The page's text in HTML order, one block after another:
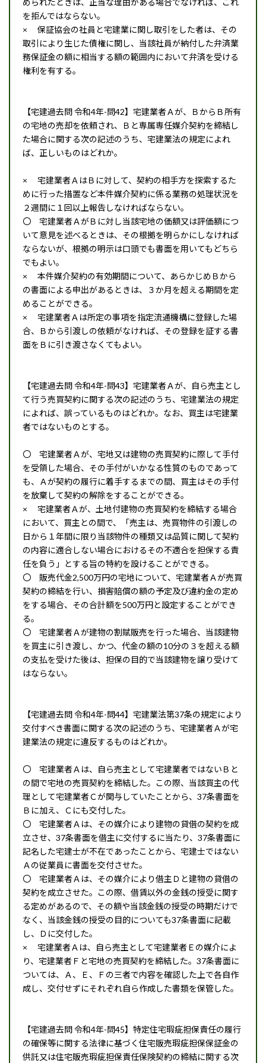
められたときは、正当な理由がある場合でなければ、これ
を拒んではならない。
× 保証協会の社員と宅建業に関し取引をした者は、その
取引により生じた債権に関し、当該社員が納付した弁済業
務保証金の額に相当する額の範囲内において弁済を受ける
権利を有する。
【宅建過去問 令和4年-問42】宅建業者Ａが、ＢからＢ所有
の宅地の売却を依頼され、Ｂと専属専任媒介契約を締結し
た場合に関する次の記述のうち、宅建業法の規定によれ
ば、正しいものはどれか。
× 宅建業者ＡはＢに対して、契約の相手方を探索するた
めに行った措置など本件媒介契約に係る業務の処理状況を
２週間に１回以上報告しなければならない。
〇 宅建業者ＡがＢに対し当該宅地の価額又は評価額につ
いて意見を述べるときは、その根拠を明らかにしなければ
ならないが、根拠の明示は口頭でも書面を用いてもどちら
でもよい。
× 本件媒介契約の有効期間について、あらかじめＢから
の書面による申出があるときは、３か月を超える期間を定
めることができる。
× 宅建業者Ａは所定の事項を指定流通機構に登録した場
合、Ｂから引渡しの依頼がなければ、その登録を証する書
面をＢに引き渡さなくてもよい。
【宅建過去問 令和4年-問43】宅建業者Ａが、自ら売主とし
て行う売買契約に関する次の記述のうち、宅建業法の規定
によれば、誤っているものはどれか。なお、買主は宅建業
者ではないものとする。
〇 宅建業者Ａが、宅地又は建物の売買契約に際して手付
を受領した場合、その手付がいかなる性質のものであって
も、Ａが契約の履行に着手するまでの間、買主はその手付
を放棄して契約の解除をすることができる。
× 宅建業者Ａが、土地付建物の売買契約を締結する場合
において、買主との間で、「売主は、売買物件の引渡しの
日から１年間に限り当該物件の種類又は品質に関して契約
の内容に適合しない場合におけるその不適合を担保する責
任を負う」とする旨の特約を設けることができる。
〇 販売代金2,500万円の宅地について、宅建業者Ａが売買
契約の締結を行い、損害賠償の額の予定及び違約金の定め
をする場合、その合計額を500万円と設定することができ
る。
〇 宅建業者Ａが建物の割賦販売を行った場合、当該建物
を買主に引き渡し、かつ、代金の額の10分の３を超える額
の支払を受けた後は、担保の目的で当該建物を譲り受けて
はならない。
【宅建過去問 令和4年-問44】宅建業法第37条の規定により
交付すべき書面に関する次の記述のうち、宅建業者Ａが宅
建業法の規定に違反するものはどれか。
〇 宅建業者Ａは、自ら売主として宅建業者ではないＢと
の間で宅地の売買契約を締結した。この際、当該買主の代
理として宅建業者Ｃが関与していたことから、37条書面を
Ｂに加え、Ｃにも交付した。
〇 宅建業者Ａは、その媒介により建物の貸借の契約を成
立させ、37条書面を借主に交付するに当たり、37条書面に
記名した宅建士が不在であったことから、宅建士ではない
Ａの従業員に書面を交付させた。
〇 宅建業者Ａは、その媒介により借主Ｄと建物の貸借の
契約を成立させた。この際、借賃以外の金銭の授受に関す
る定めがあるので、その額や当該金銭の授受の時期だけで
なく、当該金銭の授受の目的についても37条書面に記載
し、Ｄに交付した。
× 宅建業者Ａは、自ら売主として宅建業者Ｅの媒介によ
り、宅建業者Ｆと宅地の売買契約を締結した。37条書面に
ついては、Ａ、Ｅ、Ｆの三者で内容を確認した上で各自作
成し、交付せずにそれぞれ自ら作成した書類を保管した。
【宅建過去問 令和4年-問45】特定住宅瑕疵担保責任の履行
の確保等に関する法律に基づく住宅販売瑕疵担保保証金の
供託又は住宅販売瑕疵担保責任保険契約の締結に関する次